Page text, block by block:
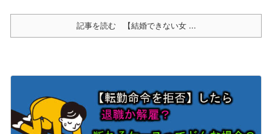
記事を読む 【結婚できない女 ...